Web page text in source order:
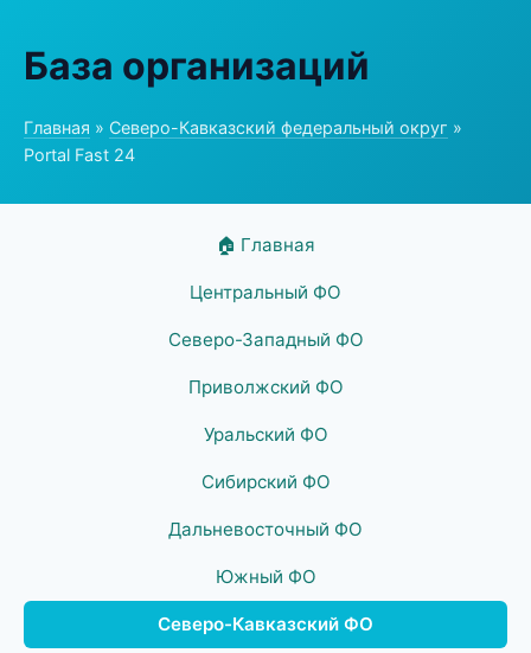
База организаций
Главная » Северо-Кавказский федеральный округ »
Portal Fast 24
🏠 Главная
Центральный ФО
Северо-Западный ФО
Приволжский ФО
Уральский ФО
Сибирский ФО
Дальневосточный ФО
Южный ФО
Северо-Кавказский ФО